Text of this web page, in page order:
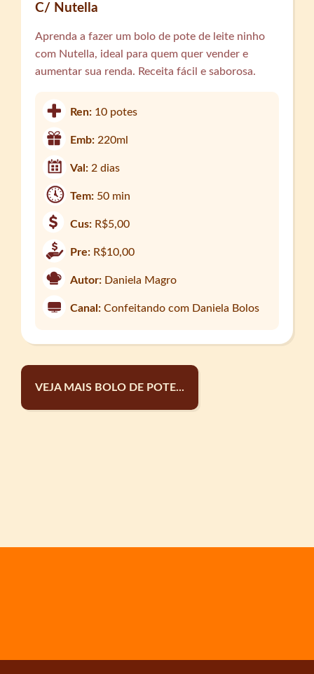
C/ Nutella
Aprenda a fazer um bolo de pote de leite ninho
com Nutella, ideal para quem quer vender e
aumentar sua renda. Receita fácil e saborosa.
Ren: 10 potes
Emb: 220ml
Val: 2 dias
Tem: 50 min
Cus: R$5,00
Pre: R$10,00
Autor: Daniela Magro
Canal: Confeitando com Daniela Bolos
VEJA MAIS BOLO DE POTE...